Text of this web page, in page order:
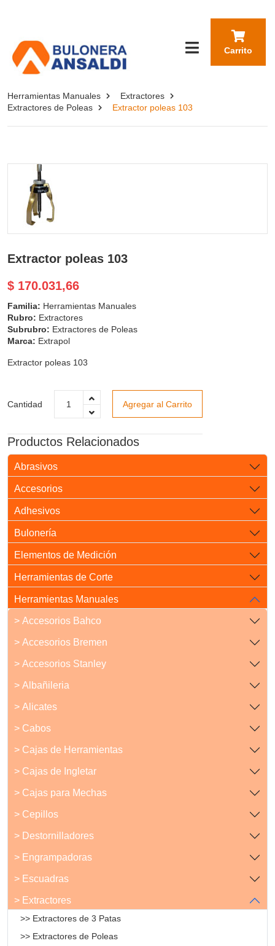
Carrito
Herramientas Manuales
Extractores
Extractores de Poleas
Extractor poleas 103
Abrasivos
Accesorios
Adhesivos
Bulonería
Elementos de Medición
Herramientas de Corte
Herramientas Manuales
> Accesorios Bahco
> Accesorios Bremen
> Accesorios Stanley
> Albañileria
> Alicates
> Cabos
> Cajas de Herramientas
> Cajas de Ingletar
> Cajas para Mechas
> Cepillos
> Destornilladores
> Engrampadoras
> Escuadras
> Extractores
>> Extractores de 3 Patas
>> Extractores de Poleas
Extractor poleas 103
$ 170.031,66
Familia: Herramientas Manuales
Rubro: Extractores
Subrubro: Extractores de Poleas
Marca: Extrapol
Extractor poleas 103
Cantidad Agregar al Carrito
Productos Relacionados